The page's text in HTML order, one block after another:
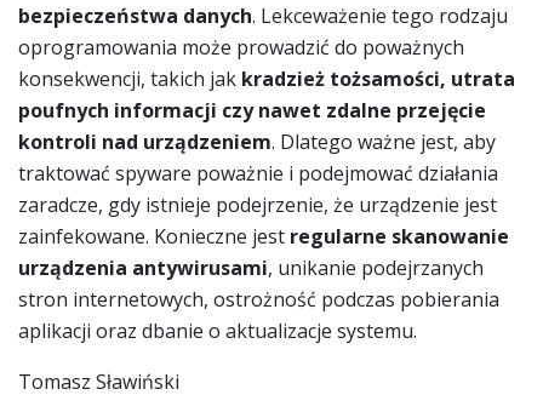
bezpieczeństwa danych. Lekceważenie tego rodzaju
oprogramowania może prowadzić do poważnych
konsekwencji, takich jak kradzież tożsamości, utrata
poufnych informacji czy nawet zdalne przejęcie
kontroli nad urządzeniem. Dlatego ważne jest, aby
traktować spyware poważnie i podejmować działania
zaradcze, gdy istnieje podejrzenie, że urządzenie jest
zainfekowane. Konieczne jest regularne skanowanie
urządzenia antywirusami, unikanie podejrzanych
stron internetowych, ostrożność podczas pobierania
aplikacji oraz dbanie o aktualizacje systemu.
Tomasz Sławiński